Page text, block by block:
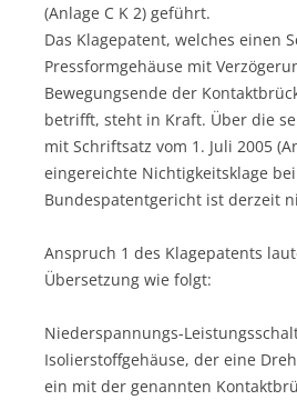
(Anlage C K 2) geführt.
Das Klagepatent, welches einen
Pressformgehäuse mit
Bewegungsende der
betrifft, steht in Kraft. Über die
mit Schriftsatz vom 1. Juli 2005
eingereichte Nichtigkeitsklage
Bundespatentgericht ist derzeit
Anspruch 1 des Klagepatents
Übersetzung wie folgt:
Niederspannungs-
Isolierstoffgehäuse, der eine
ein mit der genannten